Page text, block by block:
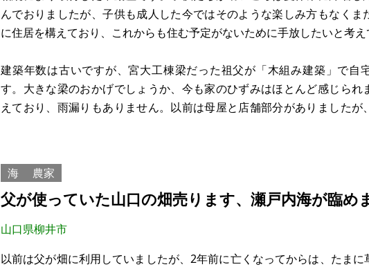
んでおりましたが、子供も成人した今ではそのような楽しみ方もなくま
に住居を構えており、これからも住む予定がないために手放したいと考え
建築年数は古いですが、宮大工棟梁だった祖父が「木組み建築」で自
す。大きな梁のおかげでしょうか、今も家のひずみはほとんど感じられ
えており、雨漏りもありません。以前は母屋と店舗部分がありましたが
日当たりもよいので野菜・花つくりを楽しめる庭にして
海 農家
父が使っていた山口の畑売ります、瀬戸内海が臨め
山口県柳井市
以前は父が畑に利用していましたが、2年前に亡くなってからは、たまに